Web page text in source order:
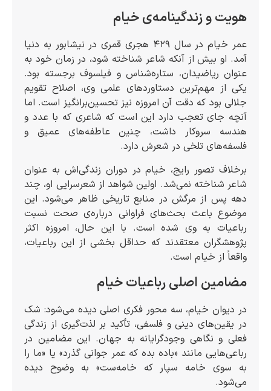
هویت و زندگینامه‌ی خیام
عمر خیام در سال ۴۲۹ هجری قمری در نیشابور به دنیا
آمد. او بیش از آنکه شاعر شناخته شود، در زمان خود به
عنوان ریاضیدان، ستاره‌شناس و فیلسوف برجسته بود.
یکی از مهم‌ترین دستاوردهای علمی وی، اصلاح تقویم
جلالی بود که دقت آن امروزه نیز تحسین‌برانگیز است. اما
آنچه جای تعجب دارد این است که شاعری که با عدد و
هندسه سروکار داشت، چنین عاطفه‌های عمیق و
فلسفه‌های تلخی در شعرش دارد.
برخلاف تصور رایج، خیام در دوران زندگی‌اش به عنوان
شاعر شناخته نمی‌شد. اولین شواهد از شعرسرایی او، چند
دهه پس از مرگش در منابع تاریخی ظاهر می‌شود. این
موضوع باعث بحث‌های فراوانی درباره‌ی صحت نسبت
رباعیات به وی شده است. با این حال، امروزه اکثر
پژوهشگران معتقدند که حداقل بخشی از این رباعیات،
واقعاً از خیام است.
مضامین اصلی رباعیات خیام
در دیوان خیام، سه محور فکری اصلی دیده می‌شود: شک
در یقین‌های دینی و فلسفی، تأکید بر لذت‌گیری از زندگی
فعلی و نگاهی وجودگرایانه به جهان. این مضامین در
رباعی‌هایی مانند «باده بده که عمر جوانی گذرد» یا «ما را
به سوی خامه سپار که خامه‌ست» به وضوح دیده
می‌شود.